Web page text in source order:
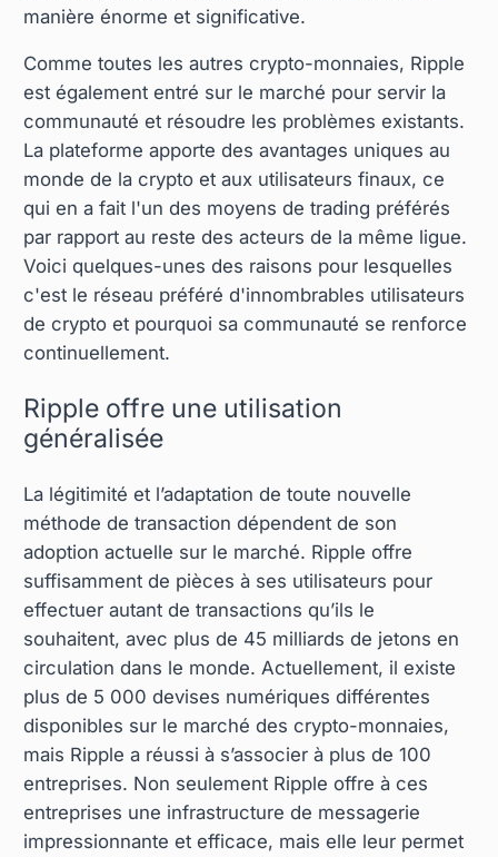
manière énorme et significative.
Comme toutes les autres crypto-monnaies, Ripple
est également entré sur le marché pour servir la
communauté et résoudre les problèmes existants.
La plateforme apporte des avantages uniques au
monde de la crypto et aux utilisateurs finaux, ce
qui en a fait l'un des moyens de trading préférés
par rapport au reste des acteurs de la même ligue.
Voici quelques-unes des raisons pour lesquelles
c'est le réseau préféré d'innombrables utilisateurs
de crypto et pourquoi sa communauté se renforce
continuellement.
Ripple offre une utilisation
généralisée
La légitimité et l’adaptation de toute nouvelle
méthode de transaction dépendent de son
adoption actuelle sur le marché. Ripple offre
suffisamment de pièces à ses utilisateurs pour
effectuer autant de transactions qu’ils le
souhaitent, avec plus de 45 milliards de jetons en
circulation dans le monde. Actuellement, il existe
plus de 5 000 devises numériques différentes
disponibles sur le marché des crypto-monnaies,
mais Ripple a réussi à s’associer à plus de 100
entreprises. Non seulement Ripple offre à ces
entreprises une infrastructure de messagerie
impressionnante et efficace, mais elle leur permet